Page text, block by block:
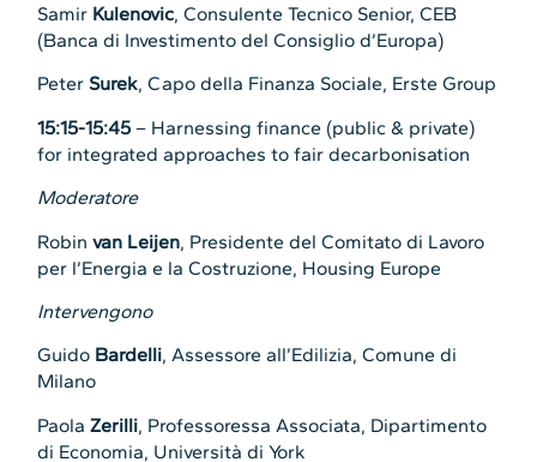
Samir Kulenovic, Consulente Tecnico Senior, CEB
(Banca di Investimento del Consiglio d’Europa)
Peter Surek, Capo della Finanza Sociale, Erste Group
15:15-15:45– Harnessing finance (public & private)
for integrated approaches to fair decarbonisation
Moderatore
Robinvan Leijen, Presidente del Comitato di Lavoro
per l’Energia e la Costruzione, Housing Europe
Intervengono
Guido Bardelli, Assessore all’Edilizia, Comune di
Milano
PaolaZerilli, Professoressa Associata, Dipartimento
di Economia, Università di York